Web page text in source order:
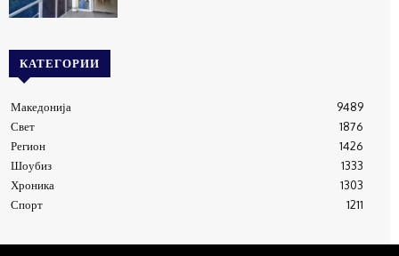
КАТЕГОРИИ
Македонија
9489
Свет
1876
Регион
1426
Шоубиз
1333
Хроника
1303
Спорт
1211